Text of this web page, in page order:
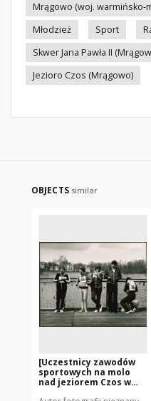
Mrągowo (woj. warmińsko-
Młodzież
Sport
Skwer Jana Pawła II
Jezioro Czos (Mrągowo)
OBJECTS similar
[Uczestnicy zawodów
sportowych na molo
nad jeziorem Czos w